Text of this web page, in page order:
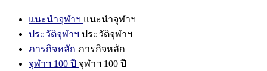
แนะนำจุฬาฯ แนะนำจุฬาฯ
ประวัติจุฬาฯ ประวัติจุฬาฯ
ภารกิจหลัก ภารกิจหลัก
จุฬาฯ 100 ปี จุฬาฯ 100 ปี